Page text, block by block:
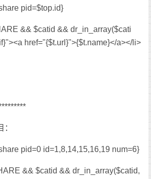
pid=$top.id}
&& $catid && dr_in_array($cati
href="{$t.url}">{$t.name}</a></li>
pid=0 id=1,8,14,15,16,19 num=6}
&& $catid && dr_in_array($catid,